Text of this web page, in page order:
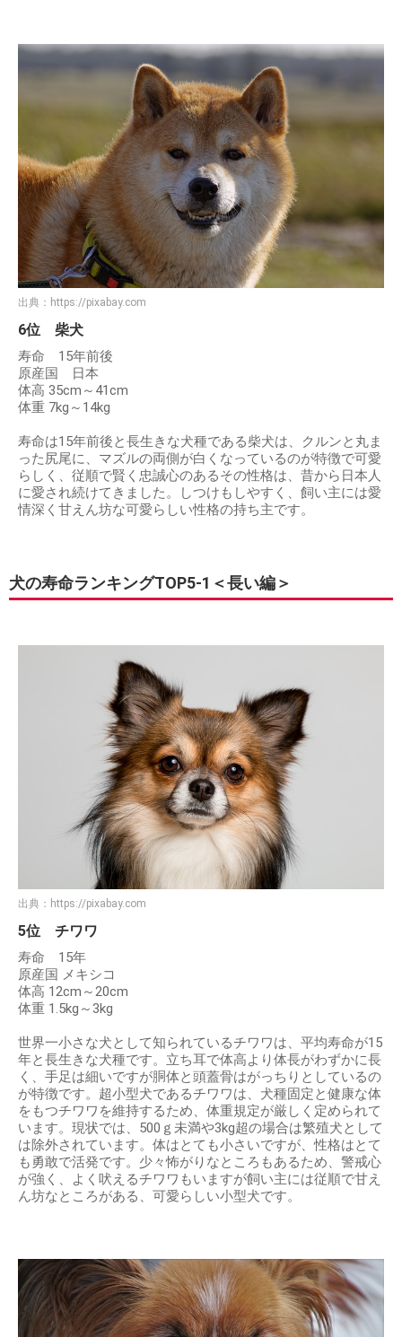
出典： https://pixabay.com
6位 柴犬
寿命 15年前後
原産国 日本
体高 35cm～41cm
体重 7kg～14kg
寿命は15年前後と長生きな犬種である柴犬は、クルンと丸ま
った尻尾に、マズルの両側が白くなっているのが特徴で可愛
らしく、従順で賢く忠誠心のあるその性格は、昔から日本人
に愛され続けてきました。しつけもしやすく、飼い主には愛
情深く甘えん坊な可愛らしい性格の持ち主です。
犬の寿命ランキングTOP5-1＜長い編＞
出典： https://pixabay.com
5位 チワワ
寿命 15年
原産国 メキシコ
体高 12cm～20cm
体重 1.5kg～3kg
世界一小さな犬として知られているチワワは、平均寿命が15
年と長生きな犬種です。立ち耳で体高より体長がわずかに長
く、手足は細いですが胴体と頭蓋骨はがっちりとしているの
が特徴です。超小型犬であるチワワは、犬種固定と健康な体
をもつチワワを維持するため、体重規定が厳しく定められて
います。現状では、500ｇ未満や3kg超の場合は繁殖犬として
は除外されています。体はとても小さいですが、性格はとて
も勇敢で活発です。少々怖がりなところもあるため、警戒心
が強く、よく吠えるチワワもいますが飼い主には従順で甘え
ん坊なところがある、可愛らしい小型犬です。